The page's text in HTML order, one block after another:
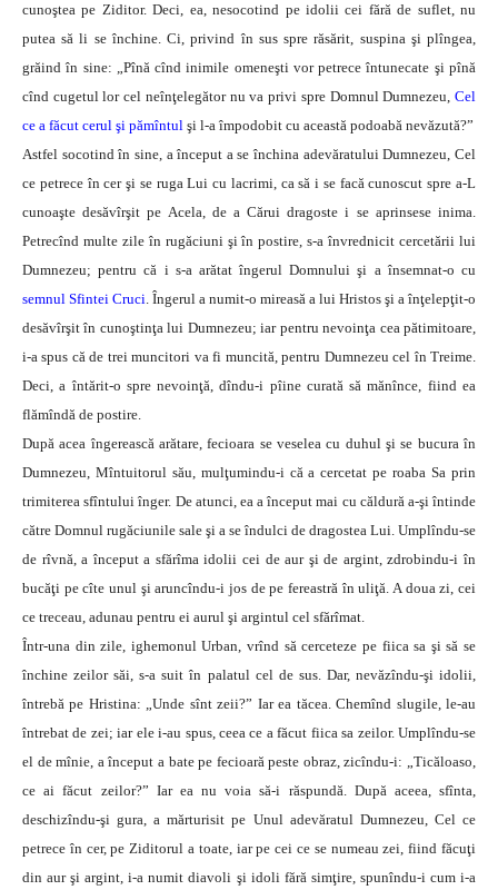
cunoştea pe Ziditor. Deci, ea, nesocotind pe idolii cei fără de suflet, nu
putea să li se închine. Ci, privind în sus spre răsărit, suspina şi plîngea,
grăind în sine: „Pînă cînd inimile omeneşti vor petrece întunecate şi pînă
cînd cugetul lor cel neînţelegător nu va privi spre Domnul Dumnezeu, Cel
ce a făcut cerul şi pămîntul şi l-a împodobit cu această podoabă nevăzută?”
Astfel socotind în sine, a început a se închina adevăratului Dumnezeu, Cel
ce petrece în cer şi se ruga Lui cu lacrimi, ca să i se facă cunoscut spre a-L
cunoaşte desăvîrşit pe Acela, de a Cărui dragoste i se aprinsese inima.
Petrecînd multe zile în rugăciuni şi în postire, s-a învrednicit cercetării lui
Dumnezeu; pentru că i s-a arătat îngerul Domnului şi a însemnat-o cu
semnul Sfintei Cruci. Îngerul a numit-o mireasă a lui Hristos şi a înţelepţit-o
desăvîrşit în cunoştinţa lui Dumnezeu; iar pentru nevoinţa cea pătimitoare,
i-a spus că de trei muncitori va fi muncită, pentru Dumnezeu cel în Treime.
Deci, a întărit-o spre nevoinţă, dîndu-i pîine curată să mănînce, fiind ea
flămîndă de postire.
După acea îngerească arătare, fecioara se veselea cu duhul şi se bucura în
Dumnezeu, Mîntuitorul său, mulţumindu-i că a cercetat pe roaba Sa prin
trimiterea sfîntului înger. De atunci, ea a început mai cu căldură a-şi întinde
către Domnul rugăciunile sale şi a se îndulci de dragostea Lui. Umplîndu-se
de rîvnă, a început a sfărîma idolii cei de aur şi de argint, zdrobindu-i în
bucăţi pe cîte unul şi aruncîndu-i jos de pe fereastră în uliţă. A doua zi, cei
ce treceau, adunau pentru ei aurul şi argintul cel sfărîmat.
Într-una din zile, ighemonul Urban, vrînd să cerceteze pe fiica sa şi să se
închine zeilor săi, s-a suit în palatul cel de sus. Dar, nevăzîndu-şi idolii,
întrebă pe Hristina: „Unde sînt zeii?” Iar ea tăcea. Chemînd slugile, le-au
întrebat de zei; iar ele i-au spus, ceea ce a făcut fiica sa zeilor. Umplîndu-se
el de mînie, a început a bate pe fecioară peste obraz, zicîndu-i: „Ticăloaso,
ce ai făcut zeilor?” Iar ea nu voia să-i răspundă. După aceea, sfînta,
deschizîndu-şi gura, a mărturisit pe Unul adevăratul Dumnezeu, Cel ce
petrece în cer, pe Ziditorul a toate, iar pe cei ce se numeau zei, fiind făcuţi
din aur şi argint, i-a numit diavoli şi idoli fără simţire, spunîndu-i cum i-a